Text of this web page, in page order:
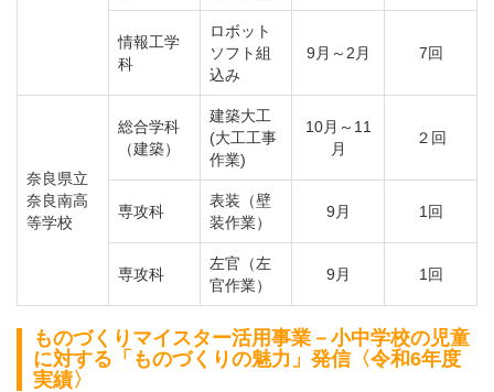
情報工学
科
ロボット
ソフト組
込み
9月～2月 7回
奈良県立
奈良南高
等学校
総合学科
（建築）
建築大工
(大工工事
作業)
10月～11
月
２回
専攻科
表装（壁
装作業）
9月 1回
専攻科
左官（左
官作業）
9月 1回
ものづくりマイスター活用事業－小中学校の児童
に対する「ものづくりの魅力」発信〈令和6年度
実績〉